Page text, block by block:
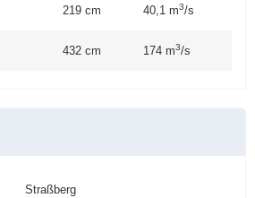
219 cm 40,1 m3/s
432 cm 174 m3/s
Straßberg